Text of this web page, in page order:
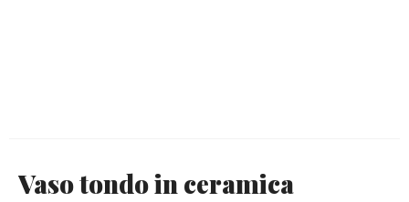
Vaso tondo in ceramica